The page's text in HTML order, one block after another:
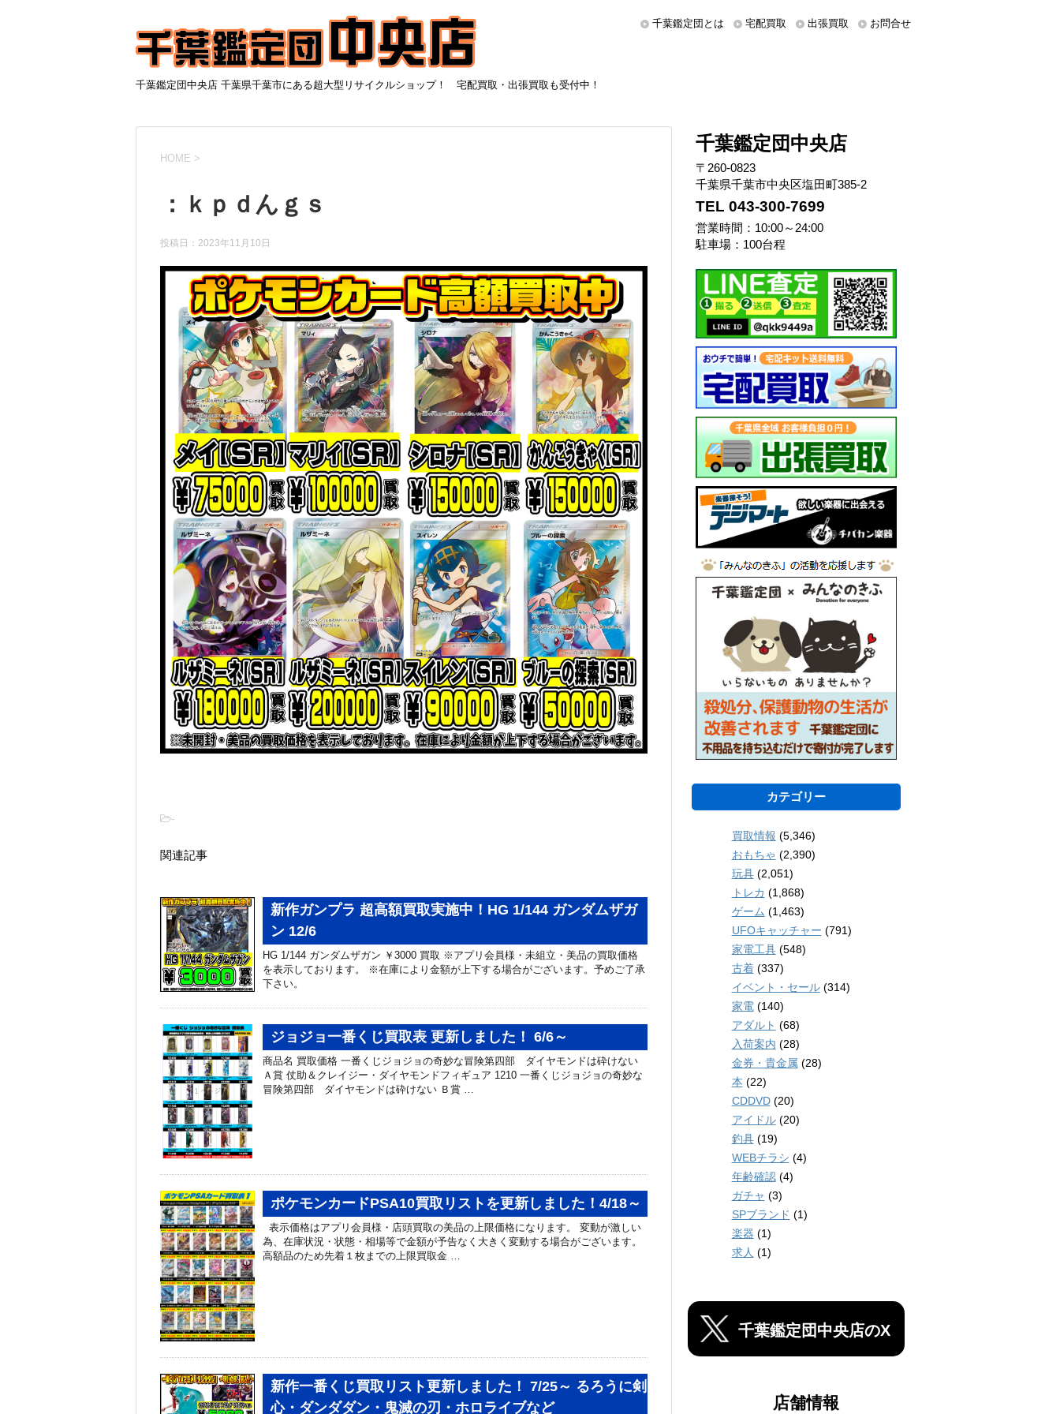
千葉鑑定団中央店 千葉県千葉市にある超大型リサイクルショップ！ 宅配買取・出張買取も受付中！
千葉鑑定団とは 宅配買取 出張買取 お問合せ
HOME >
：ｋｐｄんｇｓ
投稿日： 2023年11月10日
-
関連記事
新作ガンプラ 超高額買取実施中！HG 1/144 ガンダムザガ
ン 12/6
HG 1/144 ガンダムザガン ￥3000 買取 ※アプリ会員様・未組立・美品の買取価格
を表示しております。 ※在庫により金額が上下する場合がございます。予めご了承
下さい。
ジョジョ一番くじ買取表 更新しました！ 6/6～
商品名 買取価格 一番くじジョジョの奇妙な冒険第四部 ダイヤモンドは砕けない
Ａ賞 仗助＆クレイジー・ダイヤモンドフィギュア 1210 一番くじジョジョの奇妙な
冒険第四部 ダイヤモンドは砕けない Ｂ賞 …
ポケモンカードPSA10買取リストを更新しました！4/18～
表示価格はアプリ会員様・店頭買取の美品の上限価格になります。 変動が激しい
為、在庫状況・状態・相場等で金額が予告なく大きく変動する場合がございます。
高額品のため先着１枚までの上限買取金 …
新作一番くじ買取リスト更新しました！ 7/25～ るろうに剣
心・ダンダダン・鬼滅の刃・ホロライブなど
千葉鑑定団中央店
〒260-0823
千葉県千葉市中央区塩田町385-2
TEL 043-300-7699
営業時間：10:00～24:00
駐車場：100台程
カテゴリー
買取情報 (5,346)
おもちゃ (2,390)
玩具(2,051)
トレカ (1,868)
ゲーム (1,463)
UFOキャッチャー (791)
家電工具(548)
古着(337)
イベント・セール(314)
家電(140)
アダルト (68)
入荷案内 (28)
金券・貴金属 (28)
本 (22)
CDDVD(20)
アイドル(20)
釣具(19)
WEBチラシ (4)
年齢確認(4)
ガチャ (3)
SPブランド (1)
楽器 (1)
求人 (1)
千葉鑑定団中央店のX
店舗情報